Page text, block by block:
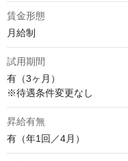
賃金形態
月給制
試用期間
有（3ヶ月）
※待遇条件変更なし
昇給有無
有（年1回／4月）